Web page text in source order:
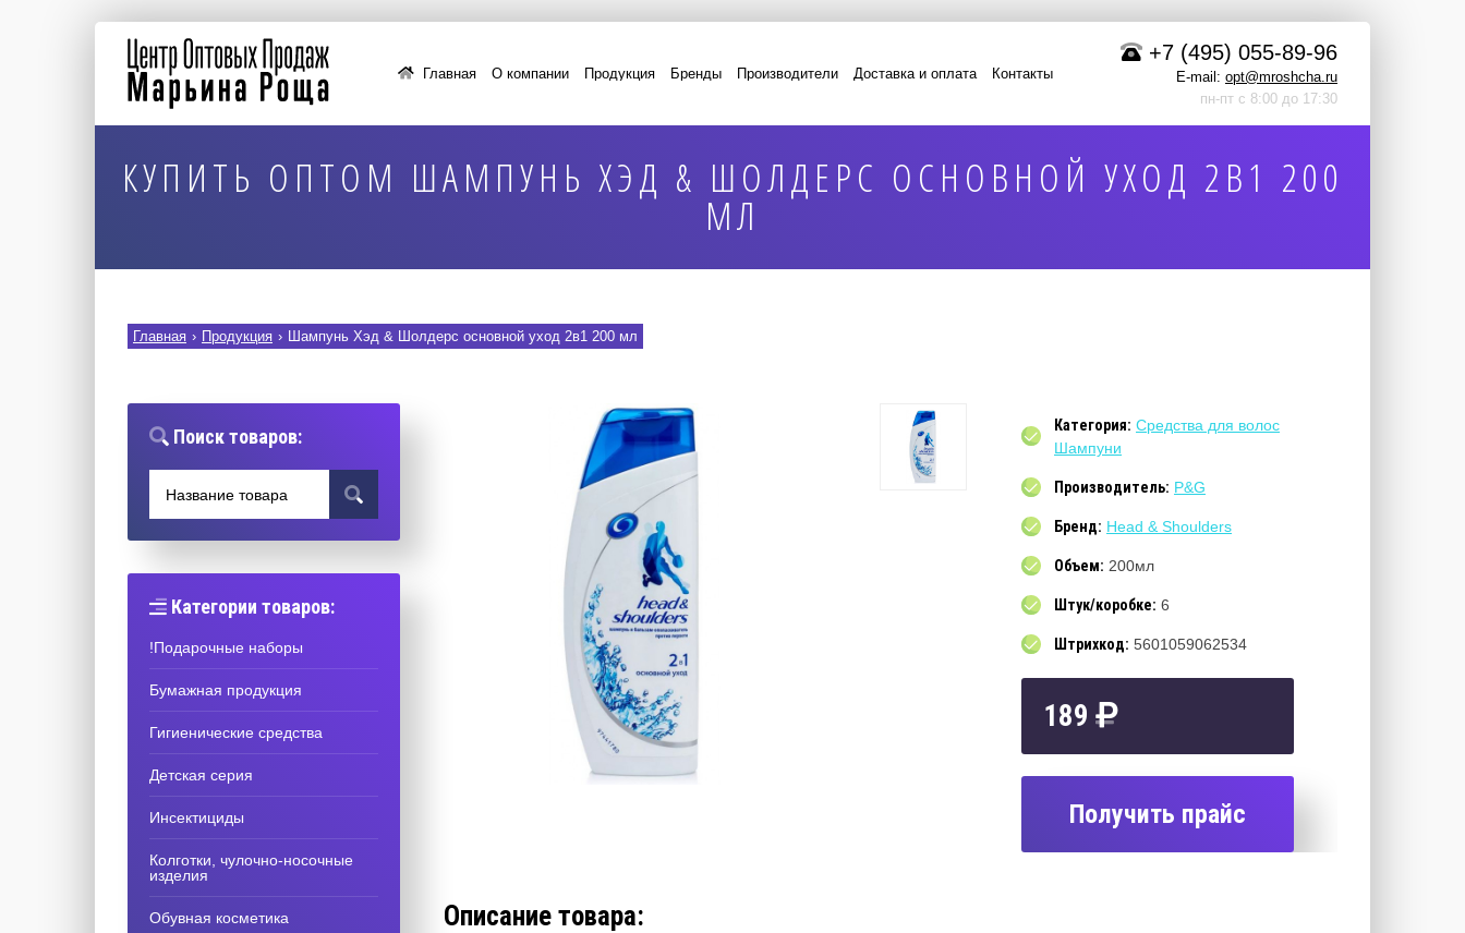
+7 (495) 055-89-96
E-mail: opt@mroshcha.ru
пн-пт с 8:00 до 17:30
Главная О компании Продукция Бренды Производители Доставка и оплата Контакты
КУПИТЬ ОПТОМ ШАМПУНЬ ХЭД & ШОЛДЕРС ОСНОВНОЙ УХОД 2В1 200
МЛ
Главная › Продукция › Шампунь Хэд & Шолдерс основной уход 2в1 200 мл
Поиск товаров:
Категории товаров:
!Подарочные наборы
Бумажная продукция
Гигиенические средства
Детская серия
Инсектициды
Колготки, чулочно-носочные
изделия
Обувная косметика
Категория: Средства для волос
Шампуни
Производитель: P&G
Бренд: Head & Shoulders
Объем: 200мл
Штук/коробке: 6
Штрихкод: 5601059062534
189
Получить прайс
Описание товара: